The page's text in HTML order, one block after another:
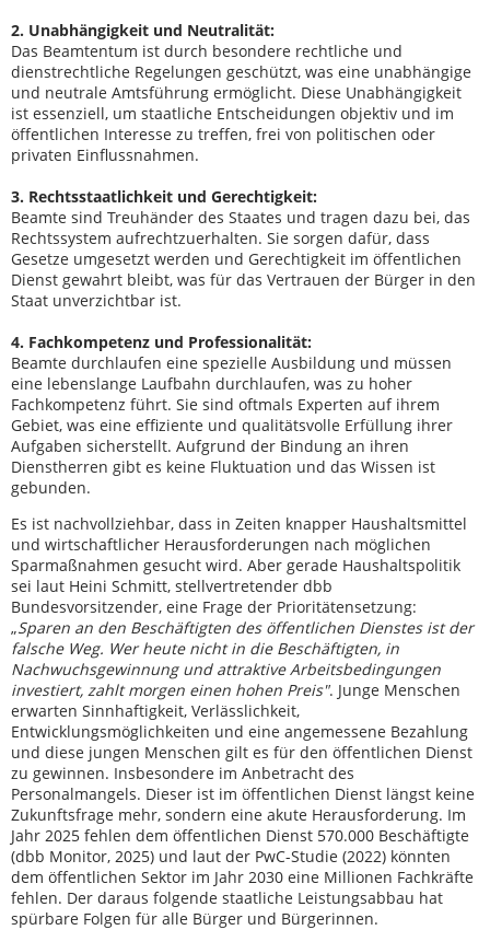
2. Unabhängigkeit und Neutralität:
Das Beamtentum ist durch besondere rechtliche und
dienstrechtliche Regelungen geschützt, was eine unabhängige
und neutrale Amtsführung ermöglicht. Diese Unabhängigkeit
ist essenziell, um staatliche Entscheidungen objektiv und im
öffentlichen Interesse zu treffen, frei von politischen oder
privaten Einflussnahmen.
3. Rechtsstaatlichkeit und Gerechtigkeit:
Beamte sind Treuhänder des Staates und tragen dazu bei, das
Rechtssystem aufrechtzuerhalten. Sie sorgen dafür, dass
Gesetze umgesetzt werden und Gerechtigkeit im öffentlichen
Dienst gewahrt bleibt, was für das Vertrauen der Bürger in den
Staat unverzichtbar ist.
4. Fachkompetenz und Professionalität:
Beamte durchlaufen eine spezielle Ausbildung und müssen
eine lebenslange Laufbahn durchlaufen, was zu hoher
Fachkompetenz führt. Sie sind oftmals Experten auf ihrem
Gebiet, was eine effiziente und qualitätsvolle Erfüllung ihrer
Aufgaben sicherstellt. Aufgrund der Bindung an ihren
Dienstherren gibt es keine Fluktuation und das Wissen ist
gebunden.
Es ist nachvollziehbar, dass in Zeiten knapper Haushaltsmittel
und wirtschaftlicher Herausforderungen nach möglichen
Sparmaßnahmen gesucht wird. Aber gerade Haushaltspolitik
sei laut Heini Schmitt, stellvertretender dbb
Bundesvorsitzender, eine Frage der Prioritätensetzung:
„Sparen an den Beschäftigten des öffentlichen Dienstes ist der
falsche Weg. Wer heute nicht in die Beschäftigten, in
Nachwuchsgewinnung und attraktive Arbeitsbedingungen
investiert, zahlt morgen einen hohen Preis". Junge Menschen
erwarten Sinnhaftigkeit, Verlässlichkeit,
Entwicklungsmöglichkeiten und eine angemessene Bezahlung
und diese jungen Menschen gilt es für den öffentlichen Dienst
zu gewinnen. Insbesondere im Anbetracht des
Personalmangels. Dieser ist im öffentlichen Dienst längst keine
Zukunftsfrage mehr, sondern eine akute Herausforderung. Im
Jahr 2025 fehlen dem öffentlichen Dienst 570.000 Beschäftigte
(dbb Monitor, 2025) und laut der PwC-Studie (2022) könnten
dem öffentlichen Sektor im Jahr 2030 eine Millionen Fachkräfte
fehlen. Der daraus folgende staatliche Leistungsabbau hat
spürbare Folgen für alle Bürger und Bürgerinnen.